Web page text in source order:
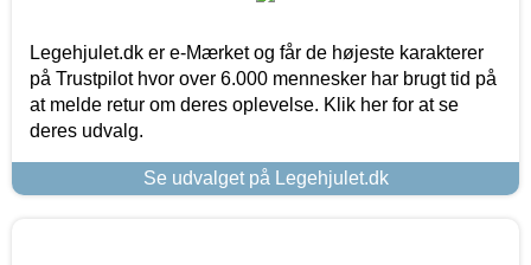
Legehjulet.dk er e-Mærket og får de højeste karakterer
på Trustpilot hvor over 6.000 mennesker har brugt tid på
at melde retur om deres oplevelse. Klik her for at se
deres udvalg.
Se udvalget på Legehjulet.dk